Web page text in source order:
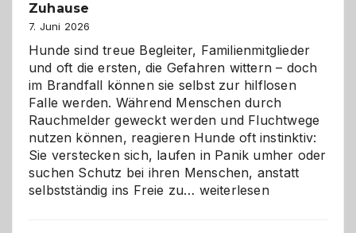
Zuhause
7. Juni 2026
Hunde sind treue Begleiter, Familienmitglieder
und oft die ersten, die Gefahren wittern – doch
im Brandfall können sie selbst zur hilflosen
Falle werden. Während Menschen durch
Rauchmelder geweckt werden und Fluchtwege
nutzen können, reagieren Hunde oft instinktiv:
Sie verstecken sich, laufen in Panik umher oder
suchen Schutz bei ihren Menschen, anstatt
selbstständig ins Freie zu… Wenn
weiterlesen